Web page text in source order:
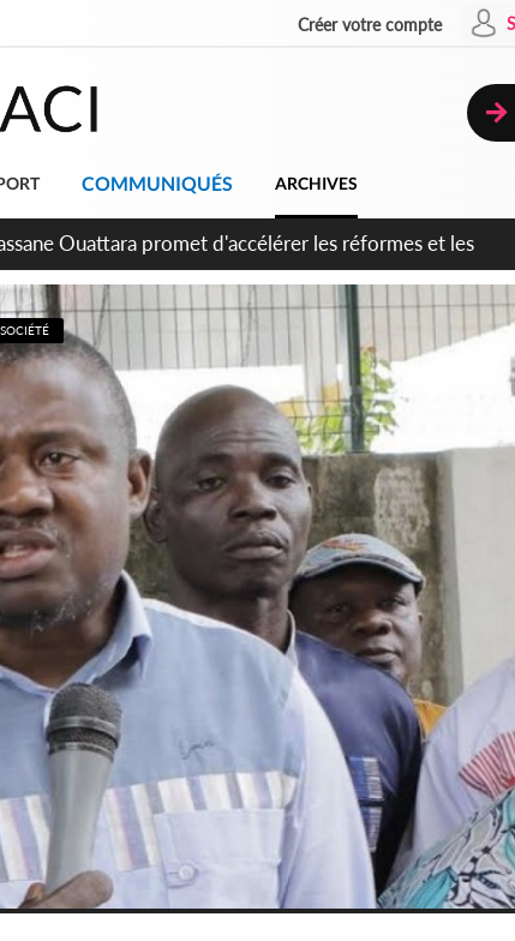
Créer votre compte
COMMUNIQUÉS ARCHIVES
ivoirien et veut s'en inspirer pour accélérer le
SOCIÉTÉ